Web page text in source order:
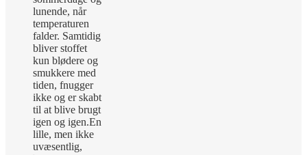
lunende, når
temperaturen
falder. Samtidig
bliver stoffet
kun blødere og
smukkere med
tiden, fnugger
ikke og er skabt
til at blive brugt
igen og igen.En
lille, men ikke
uvæsentlig,